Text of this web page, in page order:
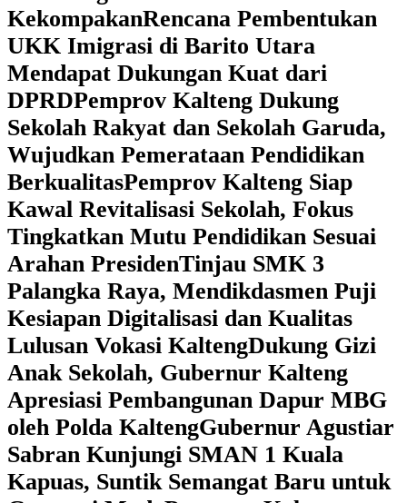
KekompakanRencana Pembentukan
UKK Imigrasi di Barito Utara
Mendapat Dukungan Kuat dari
DPRD‎Pemprov Kalteng Dukung
Sekolah Rakyat dan Sekolah Garuda,
Wujudkan Pemerataan Pendidikan
Berkualitas‎Pemprov Kalteng Siap
Kawal Revitalisasi Sekolah, Fokus
Tingkatkan Mutu Pendidikan Sesuai
Arahan Presiden‎Tinjau SMK 3
Palangka Raya, Mendikdasmen Puji
Kesiapan Digitalisasi dan Kualitas
Lulusan Vokasi Kalteng‎Dukung Gizi
Anak Sekolah, Gubernur Kalteng
Apresiasi Pembangunan Dapur MBG
oleh Polda Kalteng‎Gubernur Agustiar
Sabran Kunjungi SMAN 1 Kuala
Kapuas, Suntik Semangat Baru untuk